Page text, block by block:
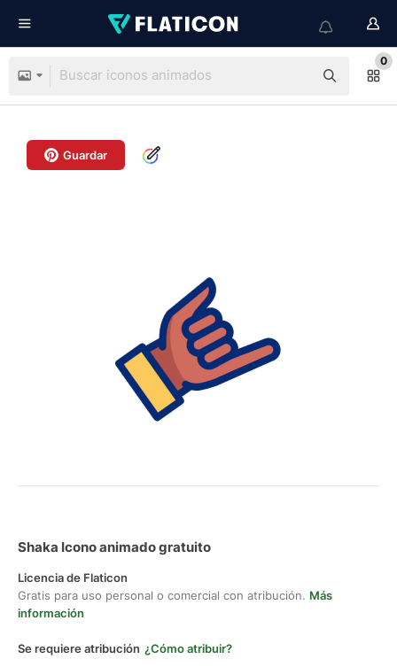
0
Guardar
Shaka Icono animado gratuito
Licencia de Flaticon
Gratis para uso personal o comercial con atribución. Más
información
Se requiere atribución ¿Cómo atribuir?